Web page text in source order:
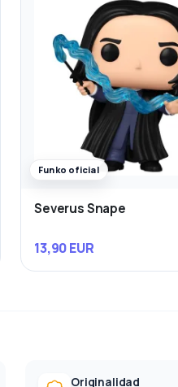
Funko oficial
Severus Snape
13,90 EUR
Originalidad